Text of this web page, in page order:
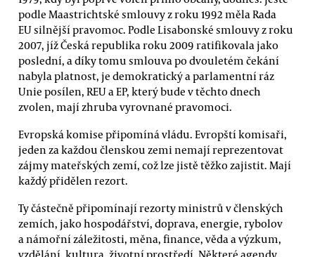
podle Maastrichtské smlouvy z roku 1992 měla Rada
EU silnější pravomoc. Podle Lisabonské smlouvy z roku
2007, jíž Česká republika roku 2009 ratifikovala jako
poslední, a díky tomu smlouva po dvouletém čekání
nabyla platnost, je demokratický a parlamentní ráz
Unie posílen, REU a EP, který bude v těchto dnech
zvolen, mají zhruba vyrovnané pravomoci.
Evropská komise připomíná vládu. Evropští komisaři,
jeden za každou členskou zemi nemají reprezentovat
zájmy mateřských zemí, což lze jistě těžko zajistit. Mají
každý přidělen rezort.
Ty částečně připomínají rezorty ministrů v členských
zemích, jako hospodářství, doprava, energie, rybolov
a námořní záležitosti, měna, finance, věda a výzkum,